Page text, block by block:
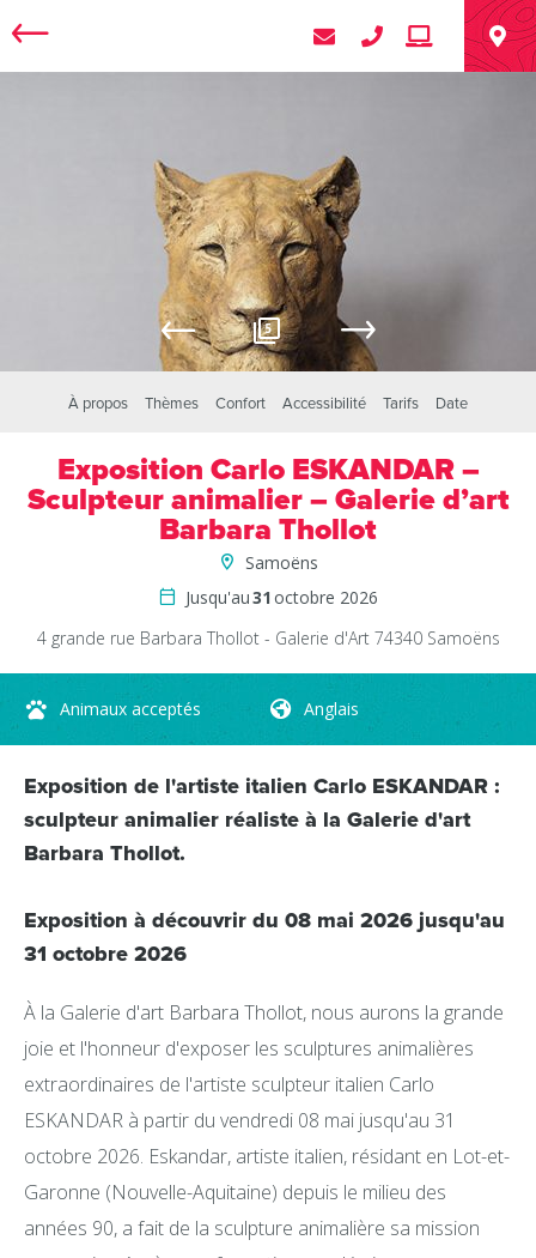
5
À propos Thèmes Confort Accessibilité Tarifs Date
Exposition Carlo ESKANDAR –
Sculpteur animalier – Galerie d’art
Barbara Thollot
Samoëns
Jusqu'au31 octobre 2026
4 grande rue Barbara Thollot - Galerie d'Art 74340 Samoëns
Animaux acceptés Anglais
Exposition de l'artiste italien Carlo ESKANDAR :
sculpteur animalier réaliste à la Galerie d'art
Barbara Thollot.
Exposition à découvrir du 08 mai 2026 jusqu'au
31 octobre 2026
À la Galerie d'art Barbara Thollot, nous aurons la grande
joie et l'honneur d'exposer les sculptures animalières
extraordinaires de l'artiste sculpteur italien Carlo
ESKANDAR à partir du vendredi 08 mai jusqu'au 31
octobre 2026. Eskandar, artiste italien, résidant en Lot-et-
Garonne (Nouvelle-Aquitaine) depuis le milieu des
années 90, a fait de la sculpture animalière sa mission